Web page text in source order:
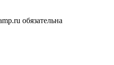
обязательна